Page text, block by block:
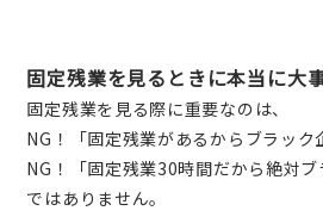
固定残業を見るときに本当に大
固定残業を見る際に重要なのは、
NG！「固定残業があるからブラック
NG！「固定残業30時間だから絶対ブ
ではありません。